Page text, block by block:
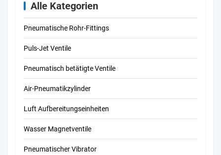
6720 MSFW-110-
50/60 4540 MSFW-
230-50/60
Alle Kategorien
Pneumatische Rohr-Fittings
Puls-Jet Ventile
Pneumatisch betätigte Ventile
Air-Pneumatikzylinder
Luft Aufbereitungseinheiten
Wasser Magnetventile
Pneumatischer Vibrator